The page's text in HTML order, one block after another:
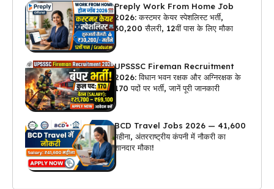
Preply Work From Home Job
2026: कस्टमर केयर स्पेशलिस्ट भर्ती,
₹30,200 सैलरी, 12वीं पास के लिए मौका
UPSSSC Fireman Recruitment
2026: विधान भवन रक्षक और अग्निरक्षक के
170 पदों पर भर्ती, जानें पूरी जानकारी
BCD Travel Jobs 2026 — ₹41,600
महीना, अंतरराष्ट्रीय कंपनी में नौकरी का
शानदार मौका!